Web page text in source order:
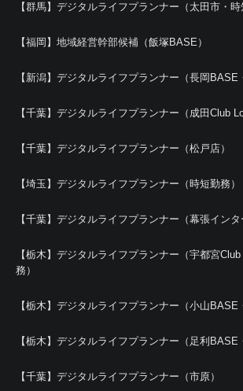
【群馬】デジタルライフプランナー（太田市・時
【福岡】地域経営幹部候補（飯塚BASE）
【新潟】デジタルライフプランナー（長岡BASE
【千葉】デジタルライフプランナー（成田Club
【千葉】デジタルライフプランナー（松戸店）
【埼玉】デジタルライフプランナー（時短勤務）
【千葉】デジタルライフプランナー（幕張インタ
【栃木】デジタルライフプランナー（宇都宮
務）
【栃木】デジタルライフプランナー（小山BASE
【栃木】デジタルライフプランナー（足利BASE
【千葉】デジタルライフプランナー（市原）